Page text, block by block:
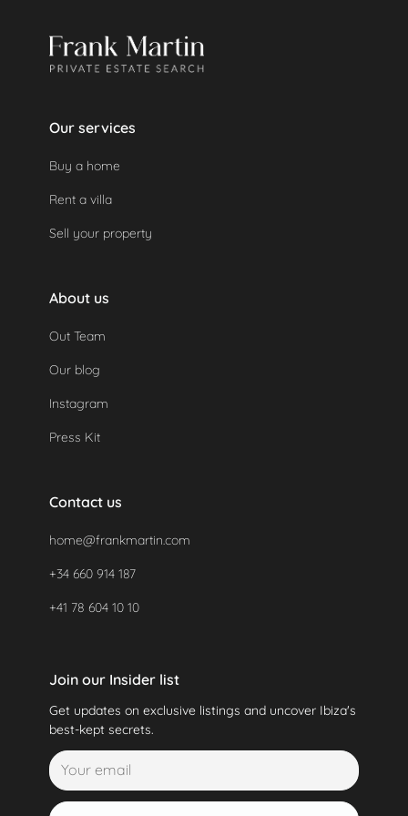
remboursé automatiquement car la propriété n'a
pas été utilisée.
Our services
Buy a home
Rent a villa
Sell your property
About us
Out Team
Our blog
Instagram
Press Kit
Contact us
home@frankmartin.com
+34 660 914 187
+41 78 604 10 10
Join our Insider list
Get updates on exclusive listings and uncover Ibiza's
best-kept secrets.